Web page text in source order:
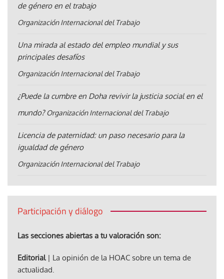
de género en el trabajo
Organización Internacional del Trabajo
Una mirada al estado del empleo mundial y sus
principales desafíos
Organización Internacional del Trabajo
¿Puede la cumbre en Doha revivir la justicia social en el
mundo? Organización Internacional del Trabajo
Licencia de paternidad: un paso necesario para la
igualdad de género
Organización Internacional del Trabajo
Participación y diálogo
Las secciones abiertas a tu valoración son:
Editorial| La opinión de la HOAC sobre un tema de
actualidad.